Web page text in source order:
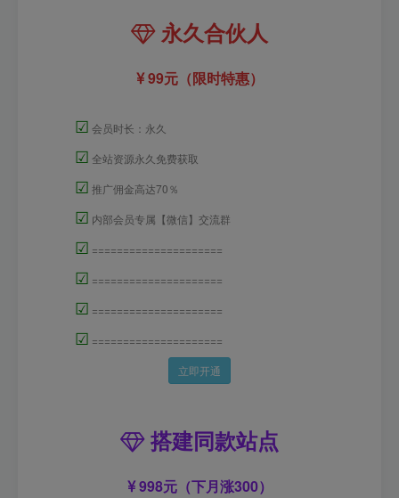
永久合伙人
99元（限时特惠）
☑ 会员时长：永久
☑ 全站资源永久免费获取
☑ 推广佣金高达70％
☑ 内部会员专属【微信】交流群
☑ =====================
☑ =====================
☑ =====================
☑ =====================
立即开通
搭建同款站点
998元（下月涨300）